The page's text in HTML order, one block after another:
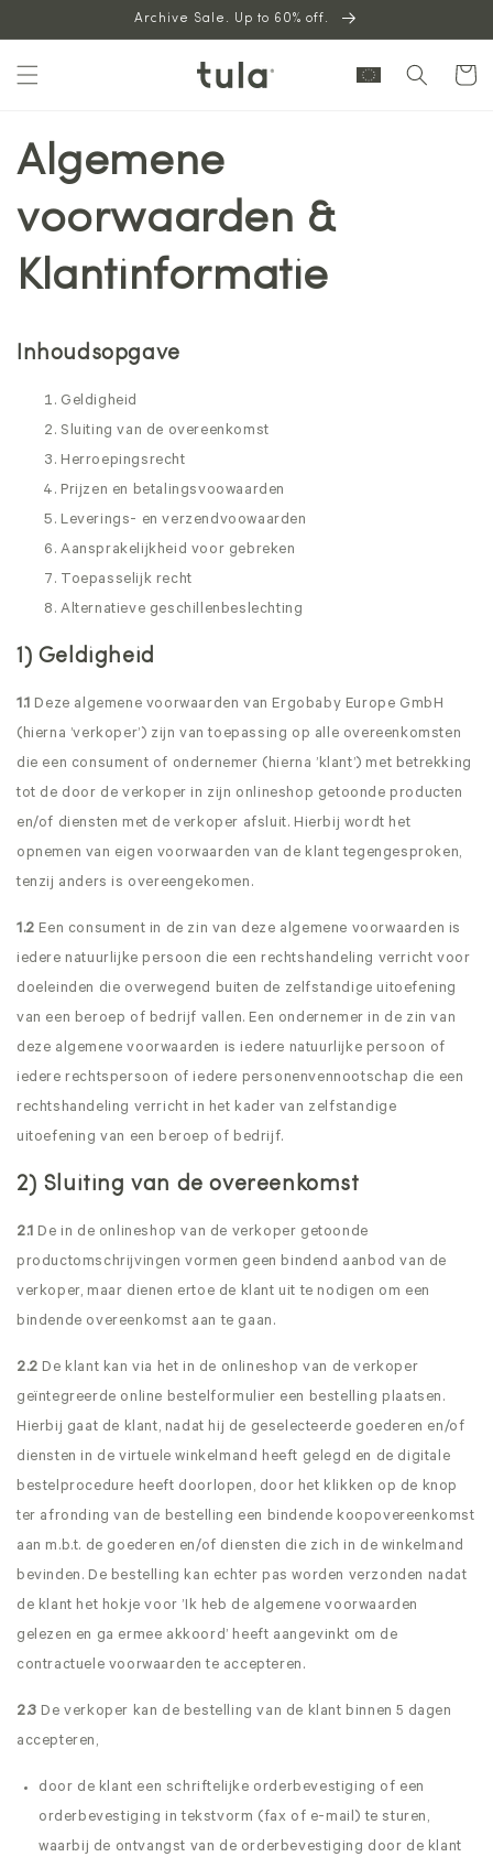
content
Archive Sale. Up to 60% off.
Cart
Algemene
voorwaarden &
Klantinformatie
Inhoudsopgave
Geldigheid
Sluiting van de overeenkomst
Herroepingsrecht
Prijzen en betalingsvoowaarden
Leverings- en verzendvoowaarden
Aansprakelijkheid voor gebreken
Toepasselijk recht
Alternatieve geschillenbeslechting
1) Geldigheid
1.1 Deze algemene voorwaarden van Ergobaby Europe GmbH
(hierna ’verkoper’) zijn van toepassing op alle overeenkomsten
die een consument of ondernemer (hierna ’klant’) met betrekking
tot de door de verkoper in zijn onlineshop getoonde producten
en/of diensten met de verkoper afsluit. Hierbij wordt het
opnemen van eigen voorwaarden van de klant tegengesproken,
tenzij anders is overeengekomen.
1.2 Een consument in de zin van deze algemene voorwaarden is
iedere natuurlijke persoon die een rechtshandeling verricht voor
doeleinden die overwegend buiten de zelfstandige uitoefening
van een beroep of bedrijf vallen. Een ondernemer in de zin van
deze algemene voorwaarden is iedere natuurlijke persoon of
iedere rechtspersoon of iedere personenvennootschap die een
rechtshandeling verricht in het kader van zelfstandige
uitoefening van een beroep of bedrijf.
2) Sluiting van de overeenkomst
2.1 De in de onlineshop van de verkoper getoonde
productomschrijvingen vormen geen bindend aanbod van de
verkoper, maar dienen ertoe de klant uit te nodigen om een
bindende overeenkomst aan te gaan.
2.2 De klant kan via het in de onlineshop van de verkoper
geïntegreerde online bestelformulier een bestelling plaatsen.
Hierbij gaat de klant, nadat hij de geselecteerde goederen en/of
diensten in de virtuele winkelmand heeft gelegd en de digitale
bestelprocedure heeft doorlopen, door het klikken op de knop
ter afronding van de bestelling een bindende koopovereenkomst
aan m.b.t. de goederen en/of diensten die zich in de winkelmand
bevinden. De bestelling kan echter pas worden verzonden nadat
de klant het hokje voor ’Ik heb de algemene voorwaarden
gelezen en ga ermee akkoord’ heeft aangevinkt om de
contractuele voorwaarden te accepteren.
2.3 De verkoper kan de bestelling van de klant binnen 5 dagen
accepteren,
door de klant een schriftelijke orderbevestiging of een
orderbevestiging in tekstvorm (fax of e-mail) te sturen,
waarbij de ontvangst van de orderbevestiging door de klant